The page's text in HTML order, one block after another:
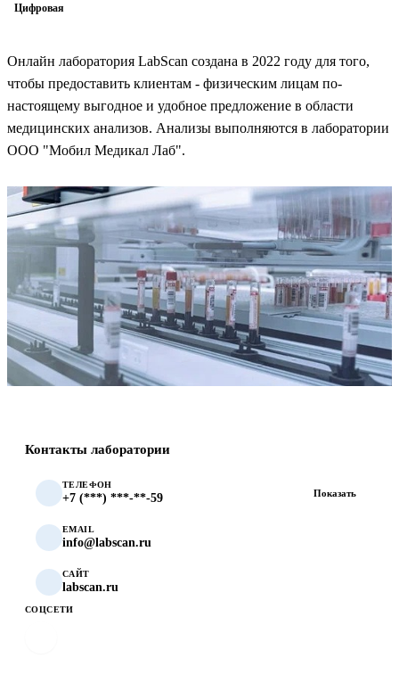
Цифровая
Онлайн лаборатория LabScan создана в 2022 году для того,
чтобы предоставить клиентам - физическим лицам по-
настоящему выгодное и удобное предложение в области
медицинских анализов. Анализы выполняются в лаборатории
ООО "Мобил Медикал Лаб".
Контакты лаборатории
ТЕЛЕФОН
+7 (***) ***-**-59 Показать
EMAIL
info@labscan.ru
САЙТ
labscan.ru
СОЦСЕТИ